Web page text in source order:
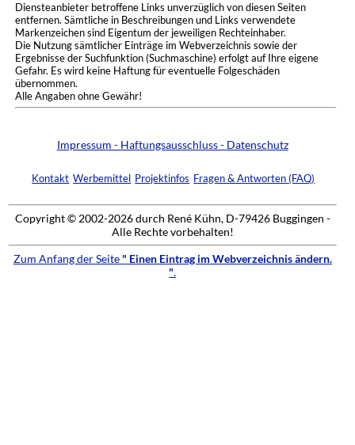
Diensteanbieter betroffene Links unverzüglich von diesen Seiten
entfernen. Sämtliche in Beschreibungen und Links verwendete
Markenzeichen sind Eigentum der jeweiligen Rechteinhaber.
Die Nutzung sämtlicher Einträge im Webverzeichnis sowie der
Ergebnisse der Suchfunktion (Suchmaschine) erfolgt auf Ihre eigene
Gefahr. Es wird keine Haftung für eventuelle Folgeschäden
übernommen.
Alle Angaben ohne Gewähr!
Impressum - Haftungsausschluss - Datenschutz
Kontakt Werbemittel Projektinfos Fragen & Antworten (FAQ)
Copyright © 2002-2026 durch René Kühn, D-79426 Buggingen -
Alle Rechte vorbehalten!
Zum Anfang der Seite " Einen Eintrag im Webverzeichnis ändern.
".